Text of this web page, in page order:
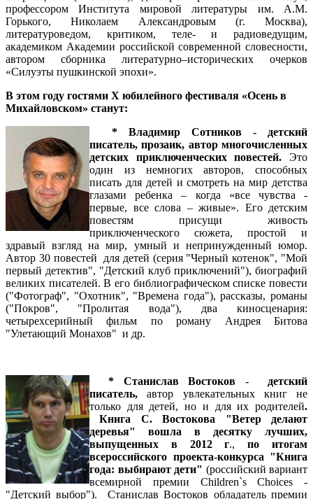
профессором Института мировой литературы им. А.М.
Горького, Николаем Александровым (г. Москва),
литературоведом, критиком, теле- и радиоведущим,
академиком Академии российской современной словесности,
автором сборника литературно–исторических очерков
«Силуэты пушкинской эпохи».
В этом году гостями X юбилейного фестиваля «Осень в
Михайловском» станут:
* Владимир Сотников - детский
писатель, прозаик, автор многочисленных
детских приключенческих повестей. Это
один из немногих авторов, способных
писать для детей и смотреть на мир детства
глазами ребенка – когда «все чувства -
первые, все слова – живые». Его детским
повестям присущи живость
приключенческого сюжета, простой и
здравый взгляд на мир, умный и непринужденный юмор.
Автор 30 повестей для детей (серия "Черный котенок", "Мой
первый детектив", "Детский клуб приключений"), биографий
великих писателей. В его библиографическом списке повести
("Фотограф", "Охотник", "Времена года"), рассказы, романы
("Покров", "Пролитая вода"), два киносценария:
четырехсерийный фильм по роману Андрея Битова
"Улетающий Монахов" и др.
* Станислав Востоков - детский
писатель,автор увлекательных книг не
только для детей, но и для их родителей.
Книга С. Востокова "Ветер делают
деревья" вошла в десятку лучших,
выпущенных в 2012 г.,по итогам
всероссийского проекта-конкурса "Книга
года: выбирают дети" (российский вариант
всемирной премии Сhildren`s Choices -
"Детский выбор"). Станислав Востоков обладатель премии